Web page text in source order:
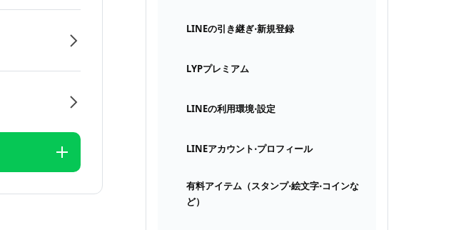
LINEの引き継ぎ⋅新規登録
LYPプレミアム
LINEの利用環境⋅設定
LINEアカウント⋅プロフィール
有料アイテム（スタンプ⋅絵文字⋅コインな
ど）